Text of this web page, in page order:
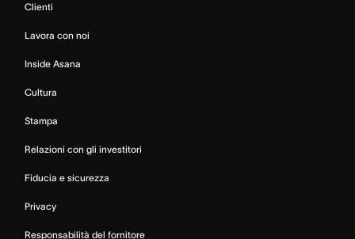
Clienti
Lavora con noi
Inside Asana
Cultura
Stampa
Relazioni con gli investitori
Fiducia e sicurezza
Privacy
Responsabilità del fornitore